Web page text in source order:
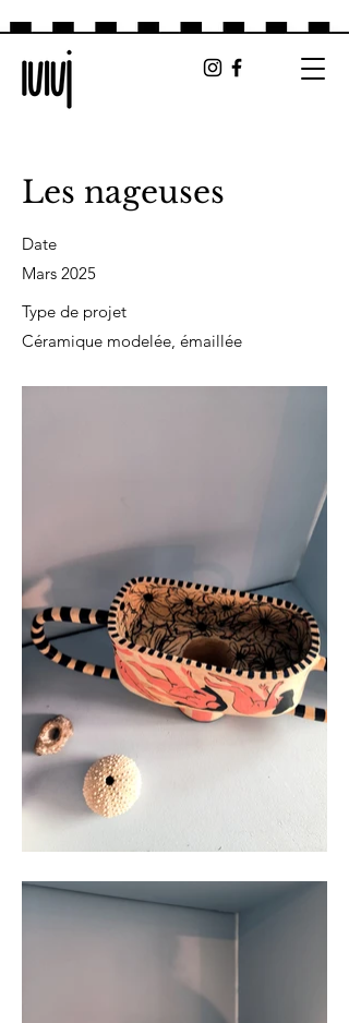
Les nageuses
Date
Mars 2025
Type de projet
Céramique modelée, émaillée